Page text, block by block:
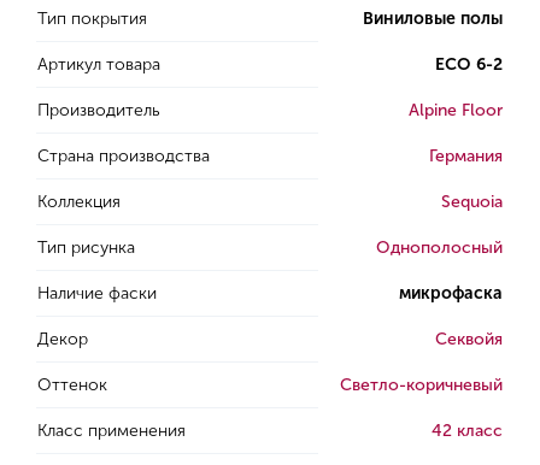
Тип покрытия Виниловые полы
Артикул товара ECO 6-2
Производитель Alpine Floor
Страна производства Германия
Коллекция Sequoia
Тип рисунка Однополосный
Наличие фаски микрофаска
Декор Секвойя
Оттенок Светло-коричневый
Класс применения 42 класс